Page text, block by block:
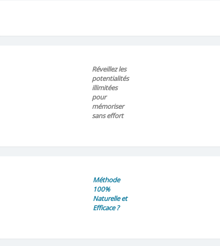
Réveillez les
potentialités
illimitées
pour
mémoriser
sans effort
Méthode
100%
Naturelle et
Efficace ?